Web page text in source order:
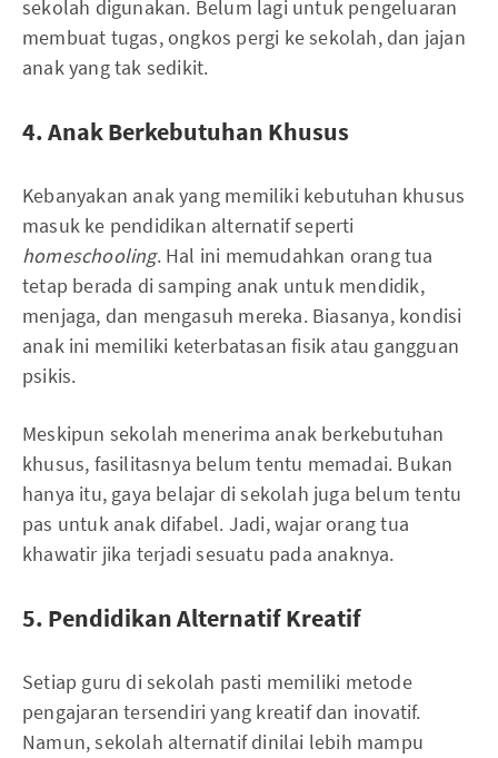
sekolah digunakan. Belum lagi untuk pengeluaran
membuat tugas, ongkos pergi ke sekolah, dan jajan
anak yang tak sedikit.
4. Anak Berkebutuhan Khusus
Kebanyakan anak yang memiliki kebutuhan khusus
masuk ke pendidikan alternatif seperti
homeschooling. Hal ini memudahkan orang tua
tetap berada di samping anak untuk mendidik,
menjaga, dan mengasuh mereka. Biasanya, kondisi
anak ini memiliki keterbatasan fisik atau gangguan
psikis.
Meskipun sekolah menerima anak berkebutuhan
khusus, fasilitasnya belum tentu memadai. Bukan
hanya itu, gaya belajar di sekolah juga belum tentu
pas untuk anak difabel. Jadi, wajar orang tua
khawatir jika terjadi sesuatu pada anaknya.
5. Pendidikan Alternatif Kreatif
Setiap guru di sekolah pasti memiliki metode
pengajaran tersendiri yang kreatif dan inovatif.
Namun, sekolah alternatif dinilai lebih mampu